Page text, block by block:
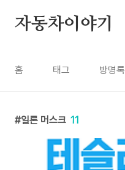
자동차이야기
홈 태그 방명록
일론 머스크 11